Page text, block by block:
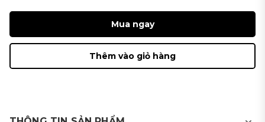
Mua ngay
Thêm vào giỏ hàng